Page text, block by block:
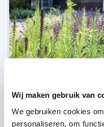
Wij maken gebruik van
We gebruiken cookies
personaliseren, om